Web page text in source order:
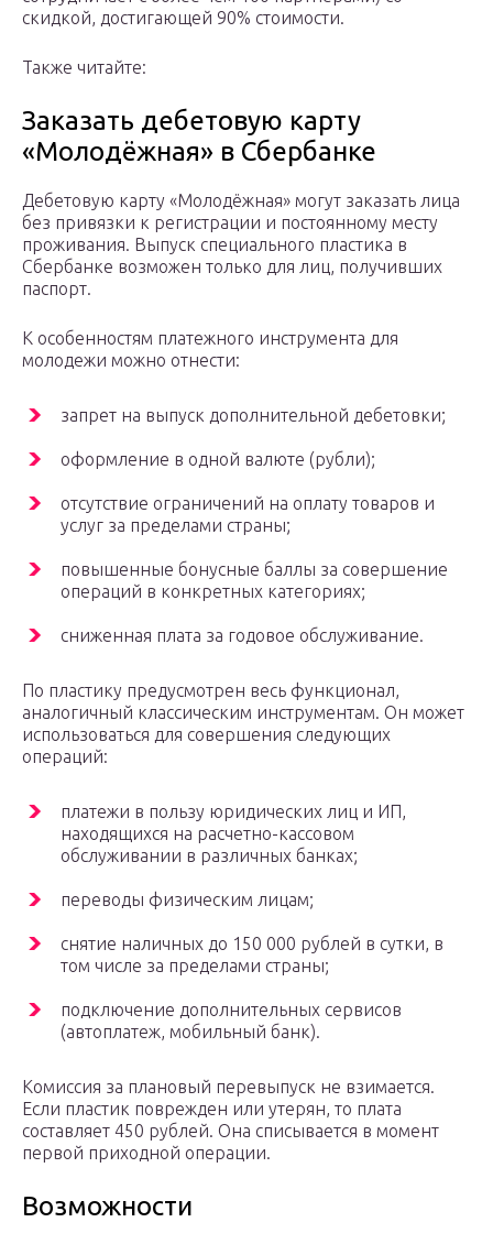
скидкой, достигающей 90% стоимости.
Также читайте:
Заказать дебетовую карту
«Молодёжная» в Сбербанке
Дебетовую карту «Молодёжная» могут заказать лица
без привязки к регистрации и постоянному месту
проживания. Выпуск специального пластика в
Сбербанке возможен только для лиц, получивших
паспорт.
К особенностям платежного инструмента для
молодежи можно отнести:
запрет на выпуск дополнительной дебетовки;
оформление в одной валюте (рубли);
отсутствие ограничений на оплату товаров и
услуг за пределами страны;
повышенные бонусные баллы за совершение
операций в конкретных категориях;
сниженная плата за годовое обслуживание.
По пластику предусмотрен весь функционал,
аналогичный классическим инструментам. Он может
использоваться для совершения следующих
операций:
платежи в пользу юридических лиц и ИП,
находящихся на расчетно-кассовом
обслуживании в различных банках;
переводы физическим лицам;
снятие наличных до 150 000 рублей в сутки, в
том числе за пределами страны;
подключение дополнительных сервисов
(автоплатеж, мобильный банк).
Комиссия за плановый перевыпуск не взимается.
Если пластик поврежден или утерян, то плата
составляет 450 рублей. Она списывается в момент
первой приходной операции.
Возможности